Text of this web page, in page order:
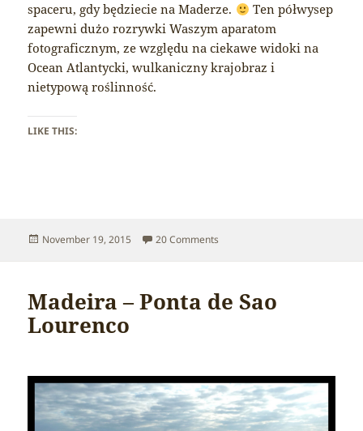
spaceru, gdy będziecie na Maderze.
Ten półwysep
zapewni dużo rozrywki Waszym aparatom
fotograficznym, ze względu na ciekawe widoki na
Ocean Atlantycki, wulkaniczny krajobraz i
nietypową roślinność.
LIKE THIS:
Posted
November 19, 2015 20 Comments
Madeira – Ponta de Sao
Lourenco